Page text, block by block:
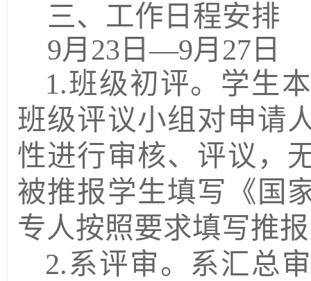
三、工作日程安排
9月 23 日—9月 27 日
1.班级初评。学生
班级评议小组对申请
性进行审核、评议，
被推报学生填写《国
专人按照要求填写推
2.系评审。系汇总